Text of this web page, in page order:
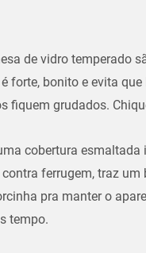
de vidro temperado
forte, bonito e evita
fiquem grudados.
cobertura esmaltada
contra ferrugem, traz um
pra manter o
tempo.